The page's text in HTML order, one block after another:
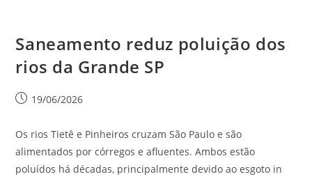
Saneamento reduz poluição dos
rios da Grande SP
19/06/2026
Os rios Tietê e Pinheiros cruzam São Paulo e são
alimentados por córregos e afluentes. Ambos estão
poluídos há décadas, principalmente devido ao esgoto in